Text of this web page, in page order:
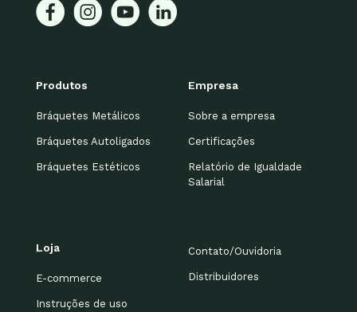
Produtos
Bráquetes Metálicos
Bráquetes Autoligados
Bráquetes Estéticos
Empresa
Sobre a empresa
Certificações
Relatório de Igualdade
Salarial
Loja
E-commerce
Instruções de uso
Contato/Ouvidoria
Distribuidores